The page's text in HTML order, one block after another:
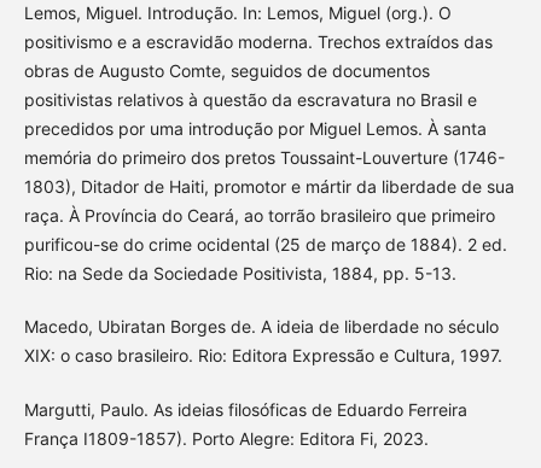
Lemos, Miguel. Introdução. In: Lemos, Miguel (org.). O
positivismo e a escravidão moderna. Trechos extraídos das
obras de Augusto Comte, seguidos de documentos
positivistas relativos à questão da escravatura no Brasil e
precedidos por uma introdução por Miguel Lemos. À santa
memória do primeiro dos pretos Toussaint-Louverture (1746-
1803), Ditador de Haiti, promotor e mártir da liberdade de sua
raça. À Província do Ceará, ao torrão brasileiro que primeiro
purificou-se do crime ocidental (25 de março de 1884). 2 ed.
Rio: na Sede da Sociedade Positivista, 1884, pp. 5-13.
Macedo, Ubiratan Borges de. A ideia de liberdade no século
XIX: o caso brasileiro. Rio: Editora Expressão e Cultura, 1997.
Margutti, Paulo. As ideias filosóficas de Eduardo Ferreira
França I1809-1857). Porto Alegre: Editora Fi, 2023.